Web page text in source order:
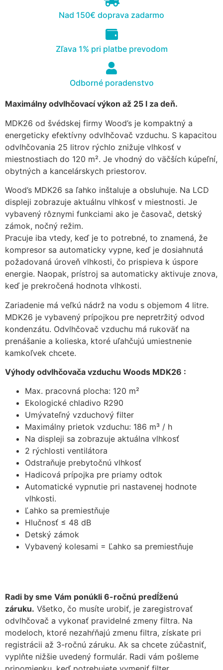
Nad 150€ doprava zadarmo
Zľava 1% pri platbe prevodom
Odborné poradenstvo
Maximálny odvlhčovací výkon až 25 l za deň.
MDK26 od švédskej firmy Wood’s je kompaktný a
energeticky efektívny odvlhčovač vzduchu. S kapacitou
odvlhčovania 25 litrov rýchlo znižuje vlhkosť v
miestnostiach do 120 m². Je vhodný do väčších kúpeľní,
obytných a kancelárskych priestorov.
Wood’s MDK26 sa ľahko inštaluje a obsluhuje. Na LCD
displeji zobrazuje aktuálnu vlhkosť v miestnosti. Je
vybavený rôznymi funkciami ako je časovač, detský
zámok, nočný režim.
Pracuje iba vtedy, keď je to potrebné, to znamená, že
kompresor sa automaticky vypne, keď je dosiahnutá
požadovaná úroveň vlhkosti, čo prispieva k úspore
energie. Naopak, prístroj sa automaticky aktivuje znova,
keď je prekročená hodnota vlhkosti.
Zariadenie má veľkú nádrž na vodu s objemom 4 litre.
MDK26 je vybavený prípojkou pre nepretržitý odvod
kondenzátu. Odvlhčovač vzduchu má rukoväť na
prenášanie a kolieska, ktoré uľahčujú umiestnenie
kamkoľvek chcete.
Výhody odvlhčovača vzduchu Woods MDK26 :
Max. pracovná plocha: 120 m²
Ekologické chladivo R290
Umývateľný vzduchový filter
Maximálny prietok vzduchu: 186 m³ / h
Na displeji sa zobrazuje aktuálna vlhkosť
2 rýchlosti ventilátora
Odstraňuje prebytočnú vlhkosť
Hadicová prípojka pre priamy odtok
Automatické vypnutie pri nastavenej hodnote
vlhkosti.
Ľahko sa premiestňuje
Hlučnosť ≤ 48 dB
Detský zámok
Vybavený kolesami = Ľahko sa premiestňuje
Radi by sme Vám ponúkli 6-ročnú predĺženú
záruku. Všetko, čo musíte urobiť, je zaregistrovať
odvlhčovač a vykonať pravidelné zmeny filtra. Na
modeloch, ktoré nezahŕňajú zmenu filtra, získate pri
registrácii až 3-ročnú záruku. Ak sa chcete zúčastniť,
vyplňte nižšie uvedený formulár. Radi vám pošleme
functionality will
Aby naša
počas vašej
fungovala
čo
najlepšie.
Ak tieto
súbory
cookie
niektoré
funkcie z
webovej
zmiznú.